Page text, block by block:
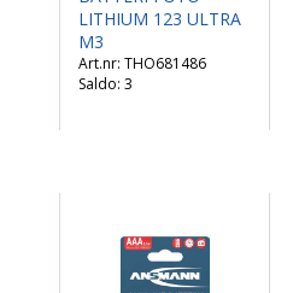
LITHIUM 123 ULTRA
M3
THO681486
Saldo: 3